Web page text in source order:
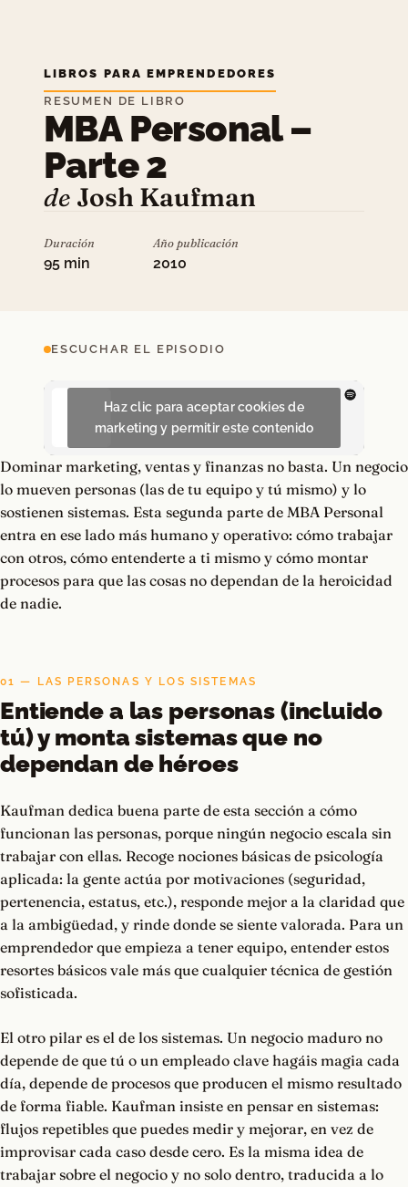
LIBROS PARA EMPRENDEDORES
RESUMEN DE LIBRO
MBA Personal –
Parte 2
de Josh Kaufman
Duración
95 min
Año publicación
2010
ESCUCHAR EL EPISODIO
Haz clic para aceptar cookies de
marketing y permitir este contenido
Dominar marketing, ventas y finanzas no basta. Un negocio
lo mueven personas (las de tu equipo y tú mismo) y lo
sostienen sistemas. Esta segunda parte de MBA Personal
entra en ese lado más humano y operativo: cómo trabajar
con otros, cómo entenderte a ti mismo y cómo montar
procesos para que las cosas no dependan de la heroicidad
de nadie.
01 — LAS PERSONAS Y LOS SISTEMAS
Entiende a las personas (incluido
tú) y monta sistemas que no
dependan de héroes
Kaufman dedica buena parte de esta sección a cómo
funcionan las personas, porque ningún negocio escala sin
trabajar con ellas. Recoge nociones básicas de psicología
aplicada: la gente actúa por motivaciones (seguridad,
pertenencia, estatus, etc.), responde mejor a la claridad que
a la ambigüedad, y rinde donde se siente valorada. Para un
emprendedor que empieza a tener equipo, entender estos
resortes básicos vale más que cualquier técnica de gestión
sofisticada.
El otro pilar es el de los sistemas. Un negocio maduro no
depende de que tú o un empleado clave hagáis magia cada
día, depende de procesos que producen el mismo resultado
de forma fiable. Kaufman insiste en pensar en sistemas:
flujos repetibles que puedes medir y mejorar, en vez de
improvisar cada caso desde cero. Es la misma idea de
trabajar sobre el negocio y no solo dentro, traducida a lo